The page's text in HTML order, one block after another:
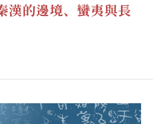
漢的邊境、蠻夷與長